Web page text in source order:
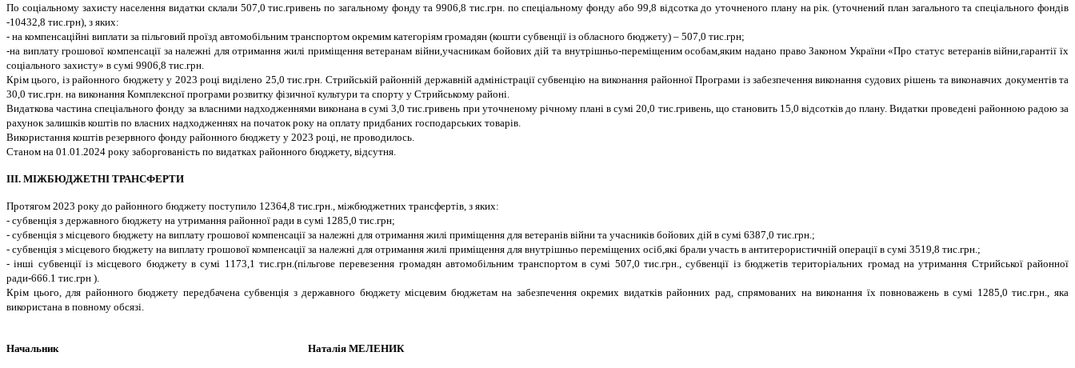
По соціальному захисту населення видатки склали 507,0 тис.гривень по загальному фонду та 9906,8 тис.грн. по спеціальному фонду або 99,8 відсотка до уточненого плану на рік. (уточнений план загального та спеціального фондів
-10432,8 тис.грн), з яких:
- на компенсаційні виплати за пільговий проїзд автомобільним транспортом окремим категоріям громадян (кошти субвенції із обласного бюджету) – 507,0 тис.грн;
-на виплату грошової компенсації за належні для отримання жилі приміщення ветеранам війни,учасникам бойових дій та внутрішньо-переміщеним особам,яким надано право Законом України «Про статус ветеранів війни,гарантії їх
соціального захисту» в сумі 9906,8 тис.грн.
Крім цього, із районного бюджету у 2023 році виділено 25,0 тис.грн. Стрийській районній державній адміністрації субвенцію на виконання районної Програми із забезпечення виконання судових рішень та виконавчих документів та
30,0 тис.грн. на виконання Комплексної програми розвитку фізичної культури та спорту у Стрийському районі.
Видаткова частина спеціального фонду за власними надходженнями виконана в сумі 3,0 тис.гривень при уточненому річному плані в сумі 20,0 тис.гривень, що становить 15,0 відсотків до плану. Видатки проведені районною радою за
рахунок залишків коштів по власних надходженнях на початок року на оплату придбаних господарських товарів.
Використання коштів резервного фонду районного бюджету у 2023 році, не проводилось.
Станом на 01.01.2024 року заборгованість по видатках районного бюджету, відсутня.
ІІІ. МІЖБЮДЖЕТНІ ТРАНСФЕРТИ
Протягом 2023 року до районного бюджету поступило 12364,8 тис.грн., міжбюджетних трансфертів, з яких:
- субвенція з державного бюджету на утримання районної ради в сумі 1285,0 тис.грн;
- субвенція з місцевого бюджету на виплату грошової компенсації за належні для отримання жилі приміщення для ветеранів війни та учасників бойових дій в сумі 6387,0 тис.грн.;
- субвенція з місцевого бюджету на виплату грошової компенсації за належні для отримання жилі приміщення для внутрішньо переміщених осіб,які брали участь в антитерористичній операції в сумі 3519,8 тис.грн.;
- інші субвенції із місцевого бюджету в сумі 1173,1 тис.грн.(пільгове перевезення громадян автомобільним транспортом в сумі 507,0 тис.грн., субвенції із бюджетів територіальних громад на утримання Стрийської районної
ради-666.1 тис.грн ).
Крім цього, для районного бюджету передбачена субвенція з державного бюджету місцевим бюджетам на забезпечення окремих видатків районних рад, спрямованих на виконання їх повноважень в сумі 1285,0 тис.грн., яка
використана в повному обсязі.
Начальник Наталія МЕЛЕНИК